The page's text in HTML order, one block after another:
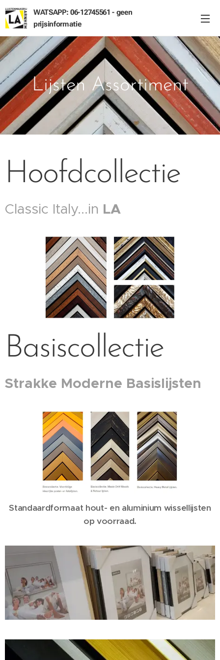
WATSAPP: 06-12745561 - geen
prijsinformatie
Lijsten Assortiment
Hoofdcollectie
Classic Italy...in LA
Basiscollectie
Strakke Moderne Basislijsten
Standaardformaat hout- en aluminium wissellijsten
op voorraad.